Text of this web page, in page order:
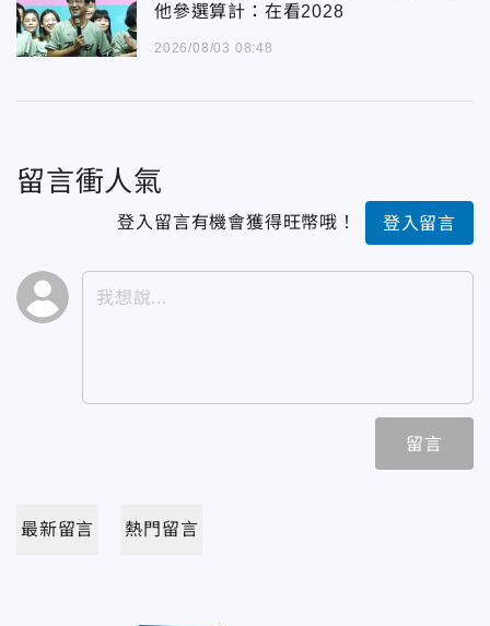
他參選算計：在看2028
2026/08/03 08:48
留言衝人氣
登入留言有機會獲得旺幣哦！ 登入留言
留言
最新留言 熱門留言